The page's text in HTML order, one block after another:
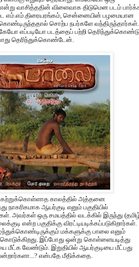
வாசித்ததின் விளைவாக திடுமென படம்
எம்.எம்.திரையரங்கம், சென்னையின் பழமையான
சொற்ப நபர்களே வந்திருந்தார்கள்.
எப்படியோ படத்தைப் பற்றி
தெரிந்துக்கொண்டேன்.
காலத்தில் அத்தனை
ஆயர்குடி எனும் பகுதியில்
அவர்கள் ஒரு சமயத்தில் வடக்கில் இருந்து
என்ற பகுதிக்கு விரட்டியடிக்கப்படுகிறார்கள்.
மக்களுக்கு பாலை எனும்
இப்போது ஒன்று கொள்ளையடித்து
வேண்டும். இறுதியில் ஆயர்குடியை மீட்பது
என்பதே மீதிக்கதை.